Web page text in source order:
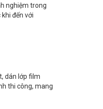
nghiệm trong
đến với
dán lớp film
thi công, mang